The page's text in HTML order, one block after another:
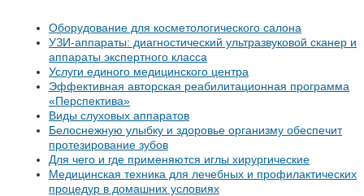
Оборудование для косметологического салона
УЗИ-аппараты: диагностический ультразвуковой сканер и
аппараты экспертного класса
Услуги единого медицинского центра
Эффективная авторская реабилитационная программа
«Перспектива»
Виды слуховых аппаратов
Белоснежную улыбку и здоровье организму обеспечит
протезирование зубов
Для чего и где применяются иглы хирургические
Медицинская техника для лечебных и профилактических
процедур в домашних условиях